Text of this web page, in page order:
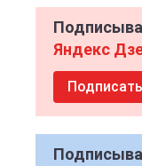
Яндекс